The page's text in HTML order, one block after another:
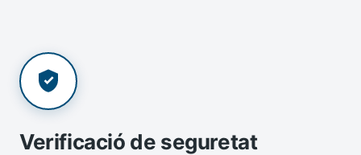
Verificació de seguretat